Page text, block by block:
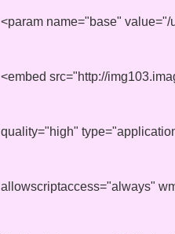
<param name="base"
<embed src="http://
quality="high"
allowscriptaccess="always"